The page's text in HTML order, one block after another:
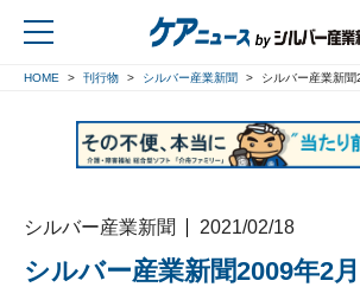
HOME 刊行物 シルバー産業新聞 シルバー産業新
シルバー産業新聞 2021/02/18
シルバー産業新聞2009年2